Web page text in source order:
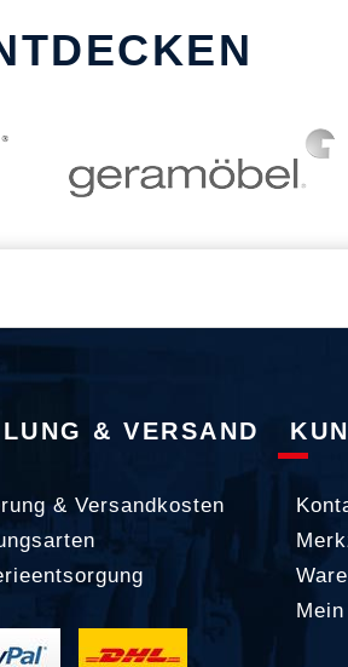
& VERSAND
& Versandkosten